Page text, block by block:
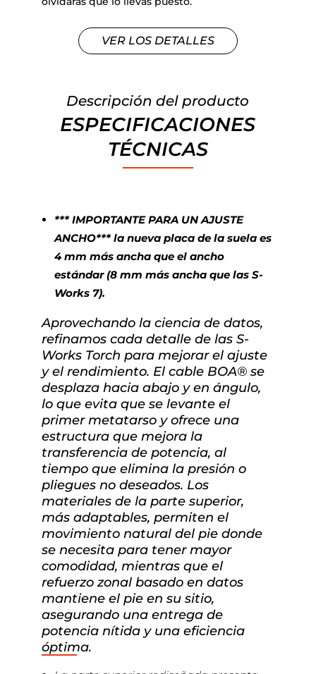
VER LOS DETALLES
Descripción del producto
ESPECIFICACIONES
TÉCNICAS
*** IMPORTANTE PARA UN AJUSTE
ANCHO*** la nueva placa de la suela es
4 mm más ancha que el ancho
estándar (8 mm más ancha que las S-
Works 7).
Aprovechando la ciencia de datos,
refinamos cada detalle de las S-
Works Torch para mejorar el ajuste
y el rendimiento. El cable BOA® se
desplaza hacia abajo y en ángulo,
lo que evita que se levante el
primer metatarso y ofrece una
estructura que mejora la
transferencia de potencia, al
tiempo que elimina la presión o
pliegues no deseados. Los
materiales de la parte superior,
más adaptables, permiten el
movimiento natural del pie donde
se necesita para tener mayor
comodidad, mientras que el
refuerzo zonal basado en datos
mantiene el pie en su sitio,
asegurando una entrega de
potencia nítida y una eficiencia
óptima.